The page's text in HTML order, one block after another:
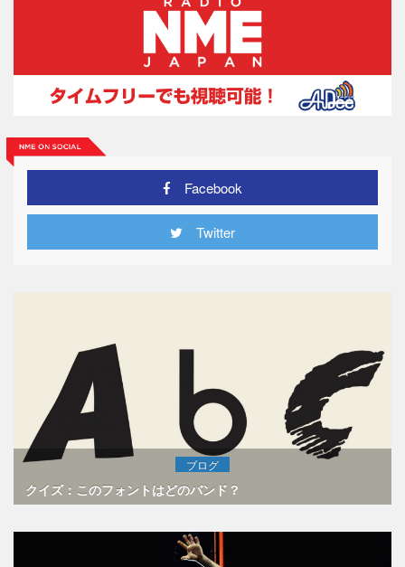
Facebook
Twitter
ブログ
クイズ：このフォントはどのバンド？